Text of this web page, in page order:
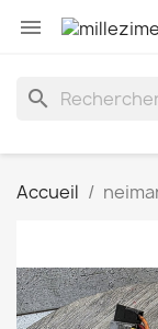

search
Accueil